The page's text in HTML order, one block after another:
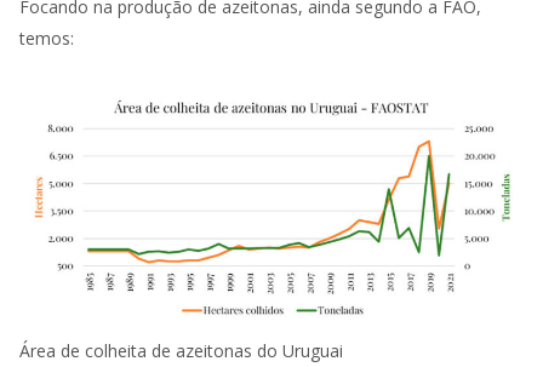
Focando na produção de azeitonas, ainda segundo a FAO,
temos:
Área de colheita de azeitonas do Uruguai